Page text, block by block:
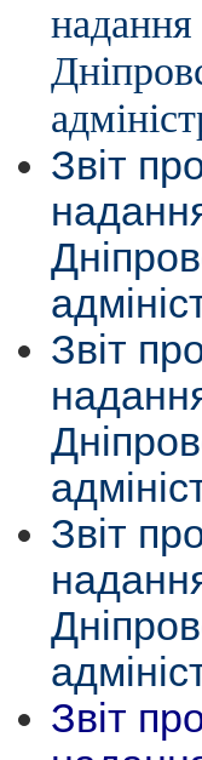
надання
Звіт
Звіт
Звіт
Звіт